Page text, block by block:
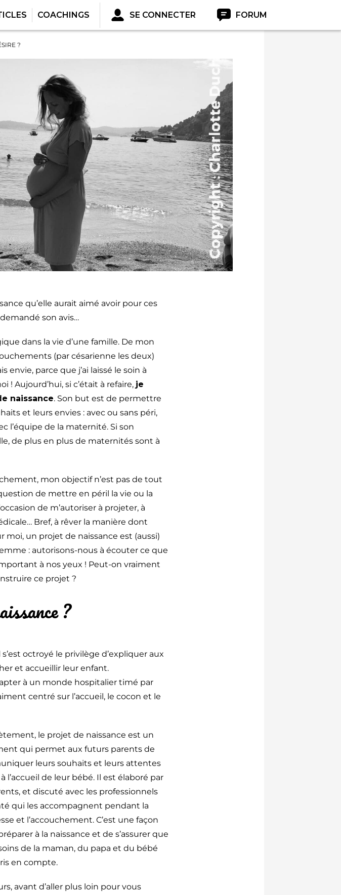
COACHINGS SE CONNECTER FORUM
?
qu’elle aurait aimé avoir pour ces
son avis…
dans la vie d’une famille. De mon
(par césarienne les deux)
envie, parce que j’ai laissé le soin à
! Aujourd’hui, si c’était à refaire, je
naissance. Son but est de permettre
et leurs envies : avec ou sans péri,
l’équipe de la maternité. Si son
de plus en plus de maternités sont à
mon objectif n’est pas de tout
de mettre en péril la vie ou la
de m’autoriser à projeter, à
Bref, à rêver la manière dont
un projet de naissance est (aussi)
: autorisons-nous à écouter ce que
à nos yeux ! Peut-on vraiment
ce projet ?
?
octroyé le privilège d’expliquer aux
et accueillir leur enfant.
à un monde hospitalier timé par
centré sur l’accueil, le cocon et le
le projet de naissance est un
qui permet aux futurs parents de
leurs souhaits et leurs attentes
l’accueil de leur bébé. Il est élaboré par
et discuté avec les professionnels
qui les accompagnent pendant la
et l’accouchement. C’est une façon
à la naissance et de s’assurer que
de la maman, du papa et du bébé
en compte.
avant d’aller plus loin pour vous